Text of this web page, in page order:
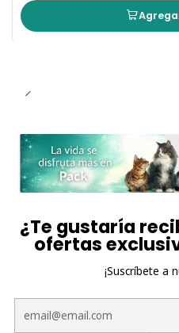
¿Te gustaría
ofertas
¡Suscríbete a